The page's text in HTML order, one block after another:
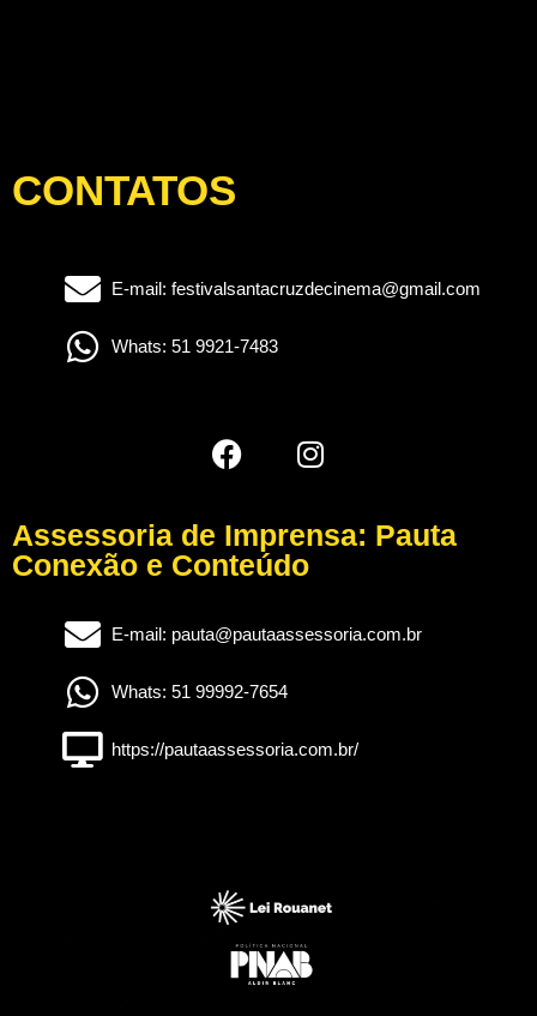
CONTATOS
E-mail: festivalsantacruzdecinema@gmail.com
Whats: 51 9921-7483
Assessoria de Imprensa: Pauta
Conexão e Conteúdo
E-mail: pauta@pautaassessoria.com.br
Whats: 51 99992-7654
https://pautaassessoria.com.br/